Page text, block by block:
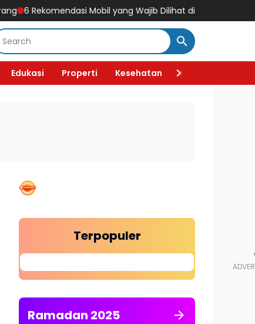
6 Rekomendasi Mobil yang Wajib Dilihat di GIIAS 2026, Ada
Edukasi Properti Kesehatan Kecantikan
Terpopuler
Ramadan 2025